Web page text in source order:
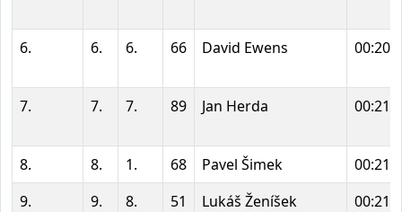
6. 6. 6. 66 David Ewens
7. 7. 7. 89 Jan Herda
8. 8. 1. 68 Pavel Šimek
9.
9. 8. 51 Lukáš Ženíšek